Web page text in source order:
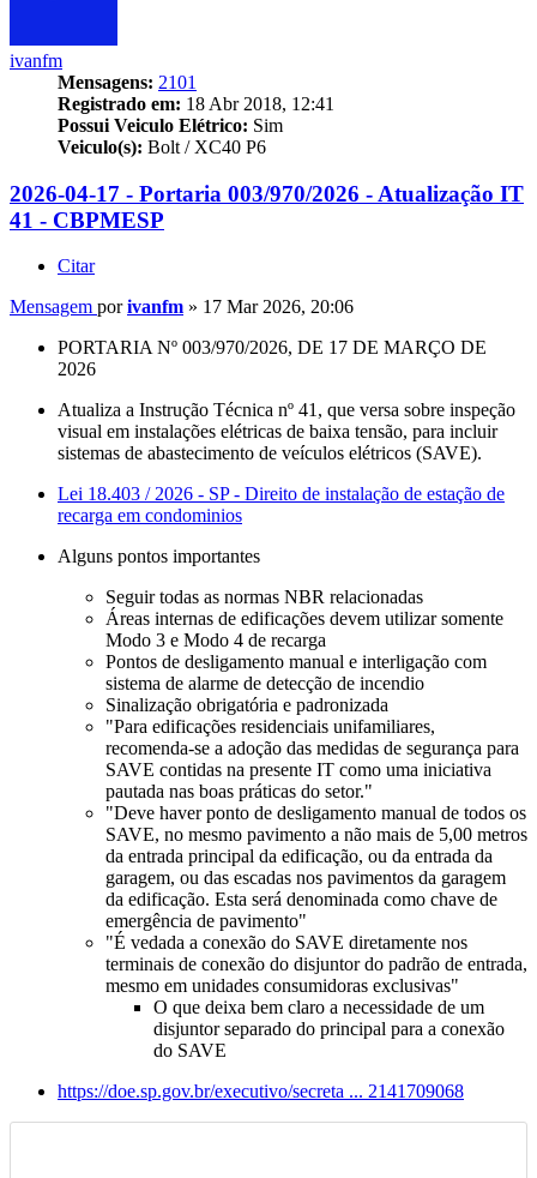
ivanfm
Mensagens: 2101
Registrado em: 18 Abr 2018, 12:41
Possui Veiculo Elétrico: Sim
Veiculo(s): Bolt / XC40 P6
2026-04-17 - Portaria 003/970/2026 - Atualização IT
41 - CBPMESP
Citar
Mensagem porivanfm » 17 Mar 2026, 20:06
PORTARIA Nº 003/970/2026, DE 17 DE MARÇO DE
2026
Atualiza a Instrução Técnica nº 41, que versa sobre inspeção
visual em instalações elétricas de baixa tensão, para incluir
sistemas de abastecimento de veículos elétricos (SAVE).
Lei 18.403 / 2026 - SP - Direito de instalação de estação de
recarga em condominios
Alguns pontos importantes
Seguir todas as normas NBR relacionadas
Áreas internas de edificações devem utilizar somente
Modo 3 e Modo 4 de recarga
Pontos de desligamento manual e interligação com
sistema de alarme de detecção de incendio
Sinalização obrigatória e padronizada
"Para edificações residenciais unifamiliares,
recomenda-se a adoção das medidas de segurança para
SAVE contidas na presente IT como uma iniciativa
pautada nas boas práticas do setor."
"Deve haver ponto de desligamento manual de todos os
SAVE, no mesmo pavimento a não mais de 5,00 metros
da entrada principal da edificação, ou da entrada da
garagem, ou das escadas nos pavimentos da garagem
da edificação. Esta será denominada como chave de
emergência de pavimento"
"É vedada a conexão do SAVE diretamente nos
terminais de conexão do disjuntordo padrão de entrada,
mesmo em unidades consumidoras exclusivas"
O que deixa bem claro a necessidade de um
disjuntorseparado do principal para a conexão
do SAVE
https://doe.sp.gov.br/executivo/secreta ... 2141709068